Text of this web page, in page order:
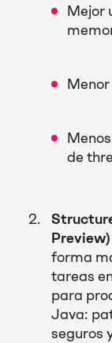
Mejor
de
Preview)
forma
tareas
para
Java:
seguros